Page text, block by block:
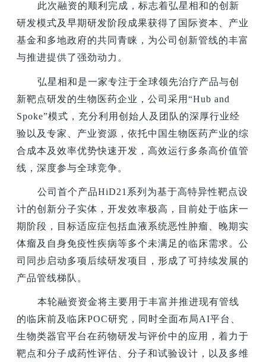
此次融资的顺利完成，标志着弘星相和的创新
研发模式及早期研发阶段成果获得了国际资本、产业
基金和多地政府的共同青睐，为公司创新管线的丰富
与推进提供了强劲动力。
弘星相和是一家专注于全球领先治疗产品与创
新靶点研发的生物医药企业，公司采用“Hub and
Spoke”模式，充分利用创始人及团队的深厚行业经
验以及专家、产业资源，依托中国生物医药产业的综
合成本及效率优势快速开发，高效运行多条高价值管
线，深度参与全球竞争。
公司首个产品HiD21系列为基于高特异性靶点设
计的创新分子实体，开发效率极高，目前处于临床一
期阶段，目标适应症包括血液系统恶性肿瘤、晚期实
体瘤及自身免疫性疾病等多个未满足的临床需求。公
司同步启动多项后续研发项目，形成了可持续发展的
产品管线梯队。
本轮融资资金将主要用于丰富并推进现有管线
的临床前及临床POC研究，同时全面布局AI平台、
生物类器官平台在药物研发与评价中的应用，着力于
靶点和分子成药性评估、分子和试验设计，以及多维